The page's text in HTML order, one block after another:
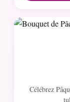
Célébrez